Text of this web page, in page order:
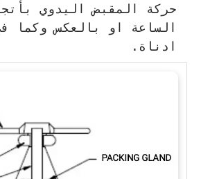
حركة المقبض اليدوي
الساعة او بالعكس وكما
ادناة.